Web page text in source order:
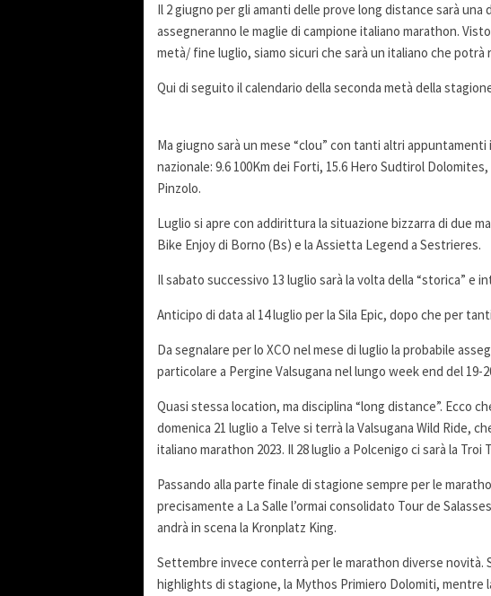
Il 2 giugno per gli amanti delle prove long distance sarà
assegneranno le maglie di campione italiano marathon.
metà/ fine luglio, siamo sicuri che sarà un italiano che potrà
Qui di seguito il calendario della seconda metà della
Ma giugno sarà un mese “clou” con tanti altri
nazionale: 9.6 100Km dei Forti, 15.6 Hero Sudtirol
Pinzolo.
Luglio si apre con addirittura la situazione bizzarra di due
Bike Enjoy di Borno (Bs) e la Assietta Legend a Sestrieres.
Il sabato successivo 13 luglio sarà la volta della “storica” e
Anticipo di data al 14 luglio per la Sila Epic, dopo che per
Da segnalare per lo XCO nel mese di luglio la probabile
particolare a Pergine Valsugana nel lungo week end del 19-
Quasi stessa location, ma disciplina “long distance”. Ecco
domenica 21 luglio a Telve si terrà la Valsugana Wild Ride,
italiano marathon 2023. Il 28 luglio a Polcenigo ci sarà la Troi
Passando alla parte finale di stagione sempre per le
precisamente a La Salle l’ormai consolidato Tour de
andrà in scena la Kronplatz King.
Settembre invece conterrà per le marathon diverse novità.
highlights di stagione, la Mythos Primiero Dolomiti, mentre